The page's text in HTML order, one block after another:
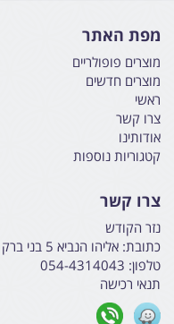
מפת האתר
מוצרים פופולריים
מוצרים חדשים
ראשי
צרו קשר
אודותינו
קטגוריות נוספות
צרו קשר
נזר הקודש
כתובת: אליהו הנביא 5 בני ברק - ישראל
טלפון: 054-4314043
תנאי רכישה